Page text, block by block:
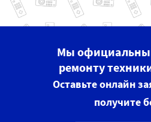
Мы
ремонту
Оставьте онлайн
получите